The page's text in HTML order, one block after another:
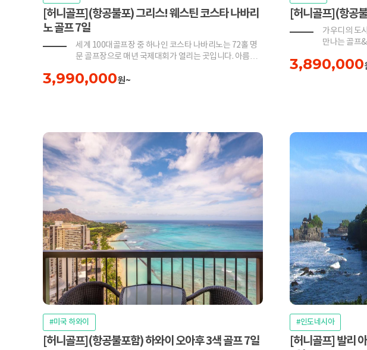
[허니골프](항공불포) 그리스! 웨스틴 코스타 나바리
노 골프 7일
세계 100대골프장 중 하나인 코스타 나바리노는 72홀 명
문 골프장으로 매년 국제대회가 열리는 곳입니다. 아름다
습니다.
3,990,000원~
[허니골프](항공
가우디의 도
만나는 골프
3,890,000
#미국 하와이
[허니골프](항공불포함) 하와이 오아후 3색 골프 7일
#인도네시아
[허니골프] 발리 아스